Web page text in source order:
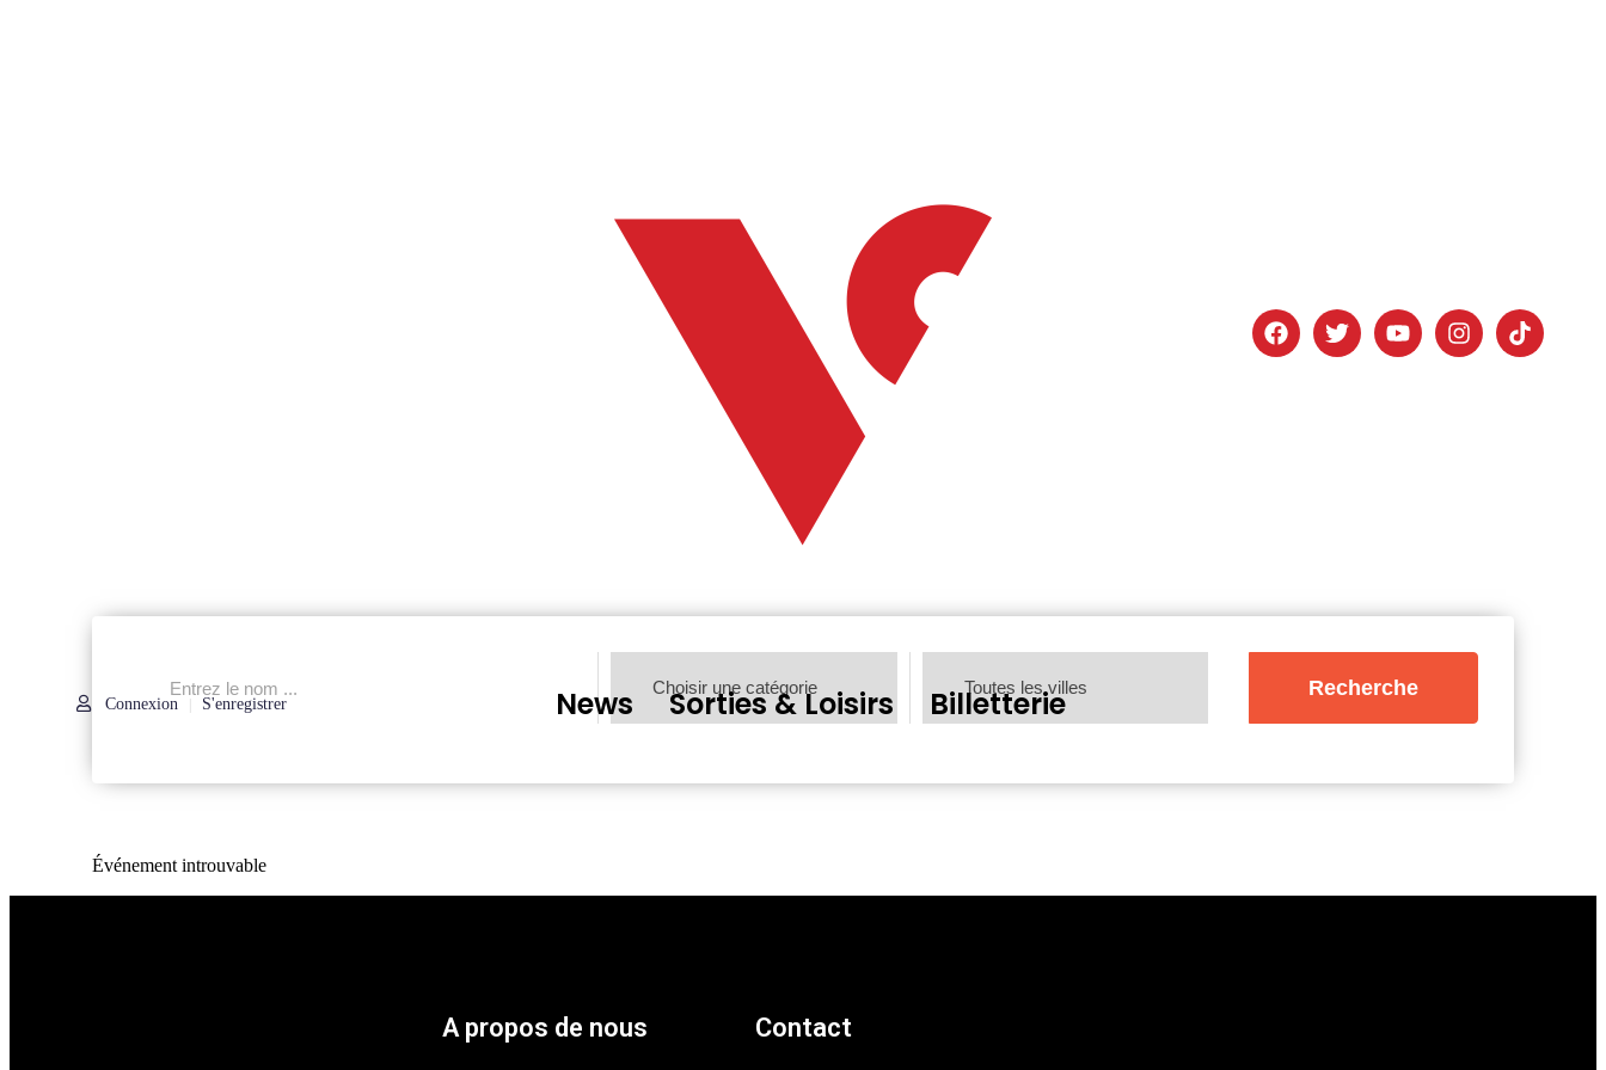
Connexion S'enregistrer News Sorties & Loisirs Billetterie
Événement introuvable
A propos de nous Contact